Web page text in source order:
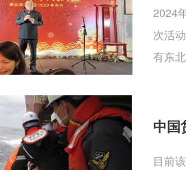
2024
次活
有东
中国
目前